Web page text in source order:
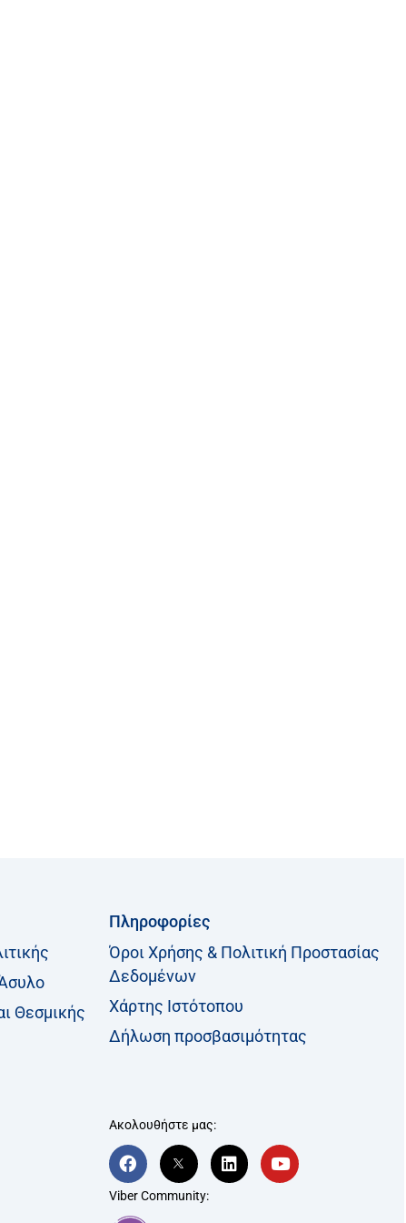
Θεσμικής
Πληροφορίες
Όροι Χρήσης & Πολιτική Προστασίας
Δεδομένων
Χάρτης Ιστότοπου
Δήλωση προσβασιμότητας
Ακολουθήστε μας:
F
a
c
e
T
w
i
t
L
i
n
Y
o
u
Viber Community: